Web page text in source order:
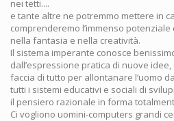
nei tetti....
e tante altre ne potremmo mettere in
comprenderemo l’immenso
nella fantasia e nella creatività.
Il sistema imperante conosce
dall’espressione pratica di nuove
faccia di tutto per allontanare l’uomo
tutti i sistemi educativi e sociali di
il pensiero razionale in forma
Ci vogliono uomini-computers grandi